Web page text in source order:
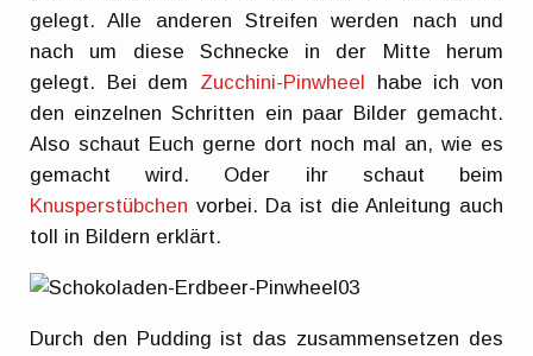
gelegt. Alle anderen Streifen werden nach und
nach um diese Schnecke in der Mitte herum
gelegt. Bei dem Zucchini-Pinwheel habe ich von
den einzelnen Schritten ein paar Bilder gemacht.
Also schaut Euch gerne dort noch mal an, wie es
gemacht wird. Oder ihr schaut beim
Knusperstübchen vorbei. Da ist die Anleitung auch
toll in Bildern erklärt.
Durch den Pudding ist das zusammensetzen des